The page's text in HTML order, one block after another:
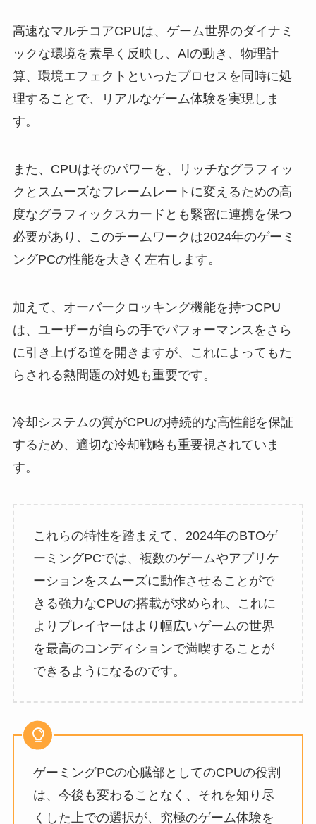
高速なマルチコアCPUは、ゲーム世界のダイナミ
ックな環境を素早く反映し、AIの動き、物理計
算、環境エフェクトといったプロセスを同時に処
理することで、リアルなゲーム体験を実現しま
す。
また、CPUはそのパワーを、リッチなグラフィッ
クとスムーズなフレームレートに変えるための高
度なグラフィックスカードとも緊密に連携を保つ
必要があり、このチームワークは2024年のゲーミ
ングPCの性能を大きく左右します。
加えて、オーバークロッキング機能を持つCPU
は、ユーザーが自らの手でパフォーマンスをさら
に引き上げる道を開きますが、これによってもた
らされる熱問題の対処も重要です。
冷却システムの質がCPUの持続的な高性能を保証
するため、適切な冷却戦略も重要視されていま
す。
これらの特性を踏まえて、2024年のBTOゲ
ーミングPCでは、複数のゲームやアプリケ
ーションをスムーズに動作させることがで
きる強力なCPUの搭載が求められ、これに
よりプレイヤーはより幅広いゲームの世界
を最高のコンディションで満喫することが
できるようになるのです。
ゲーミングPCの心臓部としてのCPUの役割
は、今後も変わることなく、それを知り尽
くした上での選択が、究極のゲーム体験を